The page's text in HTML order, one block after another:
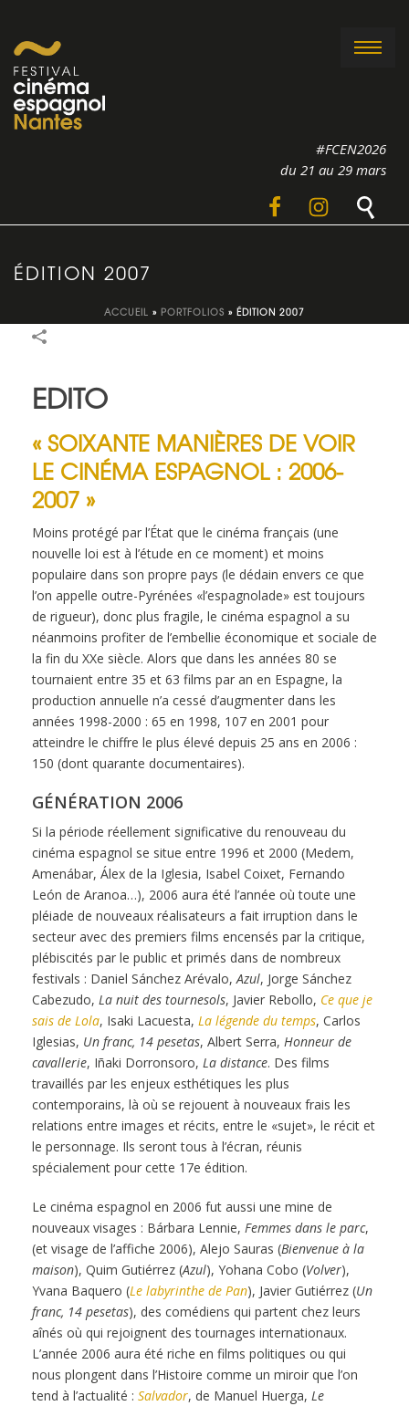
#FCEN2026
du 21 au 29 mars
ÉDITION 2007
ACCUEIL » PORTFOLIOS » ÉDITION 2007
EDITO
« SOIXANTE MANIÈRES DE VOIR
LE CINÉMA ESPAGNOL : 2006-
2007 »
Moins protégé par l’État que le cinéma français (une
nouvelle loi est à l’étude en ce moment) et moins
populaire dans son propre pays (le dédain envers ce que
l’on appelle outre-Pyrénées «l’espagnolade» est toujours
de rigueur), donc plus fragile, le cinéma espagnol a su
néanmoins profiter de l’embellie économique et sociale de
la fin du XXe siècle. Alors que dans les années 80 se
tournaient entre 35 et 63 films par an en Espagne, la
production annuelle n’a cessé d’augmenter dans les
années 1998-2000 : 65 en 1998, 107 en 2001 pour
atteindre le chiffre le plus élevé depuis 25 ans en 2006 :
150 (dont quarante documentaires).
GÉNÉRATION 2006
Si la période réellement significative du renouveau du
cinéma espagnol se situe entre 1996 et 2000 (Medem,
Amenábar, Álex de la Iglesia, Isabel Coixet, Fernando
León de Aranoa…), 2006 aura été l’année où toute une
pléiade de nouveaux réalisateurs a fait irruption dans le
secteur avec des premiers films encensés par la critique,
plébiscités par le public et primés dans de nombreux
festivals : Daniel Sánchez Arévalo,Azul, Jorge Sánchez
Cabezudo, La nuit des tournesols, Javier Rebollo, Ce que je
sais de Lola, Isaki Lacuesta, La légende du temps, Carlos
Iglesias, Un franc, 14 pesetas, Albert Serra, Honneur de
cavallerie, Iñaki Dorronsoro, La distance. Des films
travaillés par les enjeux esthétiques les plus
contemporains, là où se rejouent à nouveaux frais les
relations entre images et récits, entre le «sujet», le récit et
le personnage. Ils seront tous à l’écran, réunis
spécialement pour cette 17e édition.
Le cinéma espagnol en 2006 fut aussi une mine de
nouveaux visages : Bárbara Lennie, Femmes dans le parc,
(et visage de l’affiche 2006), Alejo Sauras (Bienvenue à la
maison), Quim Gutiérrez (Azul), Yohana Cobo (Volver),
Yvana Baquero (Le labyrinthe de Pan), Javier Gutiérrez (Un
franc, 14 pesetas), des comédiens qui partent chez leurs
aînés où qui rejoignent des tournages internationaux.
L’année 2006 aura été riche en films politiques ou qui
nous plongent dans l’Histoire comme un miroir que l’on
tend à l’actualité : Salvador, de Manuel Huerga, Le